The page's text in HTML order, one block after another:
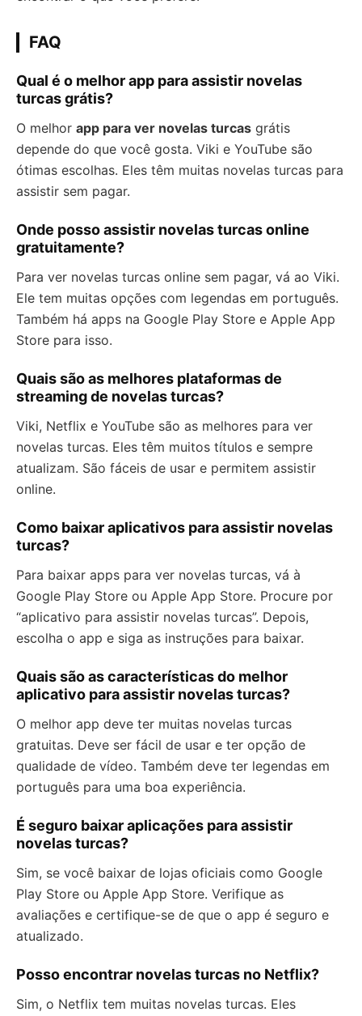
FAQ
Qual é o melhor app para assistir novelas
turcas grátis?
O melhor app para ver novelas turcas grátis
depende do que você gosta. Viki e YouTube são
ótimas escolhas. Eles têm muitas novelas turcas para
assistir sem pagar.
Onde posso assistir novelas turcas online
gratuitamente?
Para ver novelas turcas online sem pagar, vá ao Viki.
Ele tem muitas opções com legendas em português.
Também há apps na Google Play Store e Apple App
Store para isso.
Quais são as melhores plataformas de
streaming de novelas turcas?
Viki, Netflix e YouTube são as melhores para ver
novelas turcas. Eles têm muitos títulos e sempre
atualizam. São fáceis de usar e permitem assistir
online.
Como baixar aplicativos para assistir novelas
turcas?
Para baixar apps para ver novelas turcas, vá à
Google Play Store ou Apple App Store. Procure por
“aplicativo para assistir novelas turcas”. Depois,
escolha o app e siga as instruções para baixar.
Quais são as características do melhor
aplicativo para assistir novelas turcas?
O melhor app deve ter muitas novelas turcas
gratuitas. Deve ser fácil de usar e ter opção de
qualidade de vídeo. Também deve ter legendas em
português para uma boa experiência.
É seguro baixar aplicações para assistir
novelas turcas?
Sim, se você baixar de lojas oficiais como Google
Play Store ou Apple App Store. Verifique as
avaliações e certifique-se de que o app é seguro e
atualizado.
Posso encontrar novelas turcas no Netflix?
Sim, o Netflix tem muitas novelas turcas. Eles